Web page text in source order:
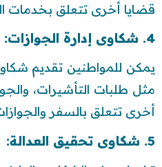
قضايا أخرى تتعلق بخدمات
4. شكاوى إدارة الجوازات:
يمكن للمواطنين تقديم
مثل طلبات التأشيرات،
أخرى تتعلق بالسفر
5. شكاوى تحقيق العدالة: